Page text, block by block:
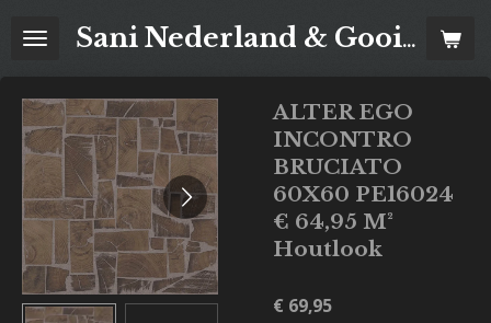
direct
hoofdinhoud
Sani Nederland & Goois Tegelhuis
ALTER EGO
INCONTRO
BRUCIATO
60X60 PE16024
€ 64,95 M²
Houtlook
€ 69,95